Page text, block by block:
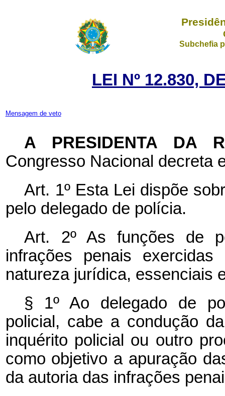
Subchefia
LEI Nº 12.830,
Mensagem de veto
A PRESIDENTA DA
Congresso Nacional decreta
Art. 1º Esta Lei dispõe
pelo delegado de polícia.
Art. 2º As funções de
infrações penais
natureza jurídica, essenciais
§ 1º Ao delegado de
policial, cabe a condução
inquérito policial ou outro
como objetivo a apuração
da autoria das infrações